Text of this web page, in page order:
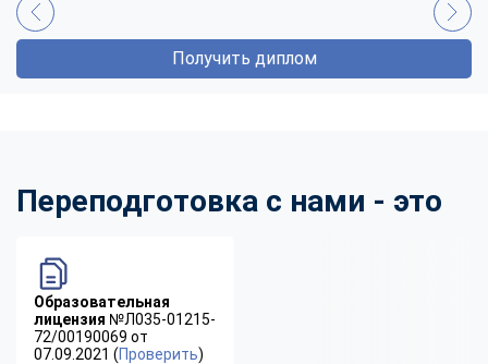
Получить диплом
Переподготовка с нами - это
Образовательная
лицензия №Л035-01215-
72/00190069 от
07.09.2021 (Проверить)